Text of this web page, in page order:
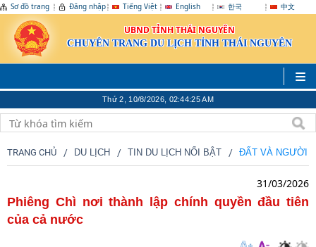
Sơ đồ trang Đăng nhập Tiếng Việt English 한국 中文
UBND TỈNH THÁI NGUYÊN
CHUYÊN TRANG DU LỊCH TỈNH THÁI NGUYÊN
Thứ 2, 10/8/2026, 02:44:26 AM
TRANG CHỦ DU LỊCH TIN DU LỊCH NỔI BẬT ĐẤT VÀ NGƯỜI
31/03/2026
Phiêng Chì nơi thành lập chính quyền đầu tiên
của cả nước